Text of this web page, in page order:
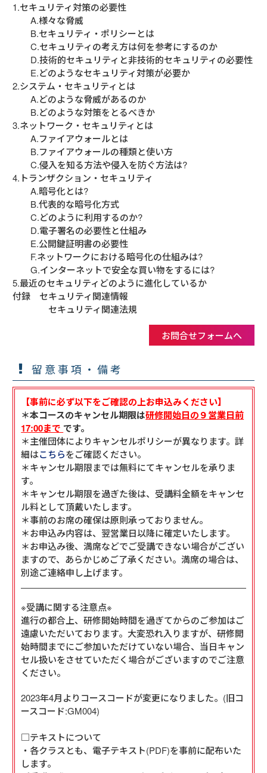
1.セキュリティ対策の必要性
A.様々な脅威
B.セキュリティ・ポリシーとは
C.セキュリティの考え方は何を参考にするのか
D.技術的セキュリティと非技術的セキュリティの必要性
E.どのようなセキュリティ対策が必要か
2.システム・セキュリティとは
A.どのような脅威があるのか
B.どのような対策をとるべきか
3.ネットワーク・セキュリティとは
A.ファイアウォールとは
B.ファイアウォールの種類と使い方
C.侵入を知る方法や侵入を防ぐ方法は?
4.トランザクション・セキュリティ
A.暗号化とは?
B.代表的な暗号化方式
C.どのように利用するのか?
D.電子署名の必要性と仕組み
E.公開鍵証明書の必要性
F.ネットワークにおける暗号化の仕組みは?
G.インターネットで安全な買い物をするには?
5.最近のセキュリティどのように進化しているか
付録　セキュリティ関連情報
セキュリティ関連法規
お問合せフォームへ
留意事項・備考
【事前に必ず以下をご確認の上お申込みください】
＊本コースのキャンセル期限は研修開始日の９営業日前
17:00まで です。
＊主催団体によりキャンセルポリシーが異なります。詳
細はこちらをご確認ください。
＊キャンセル期限までは無料にてキャンセルを承りま
す。
＊キャンセル期限を過ぎた後は、受講料全額をキャンセ
ル料として頂戴いたします。
＊事前のお席の確保は原則承っておりません。
＊お申込み内容は、翌営業日以降に確定いたします。
＊お申込み後、満席などでご受講できない場合がござい
ますので、あらかじめご了承ください。満席の場合は、
別途ご連絡申し上げます。
※受講に関する注意点※
進行の都合上、研修開始時間を過ぎてからのご参加はご
遠慮いただいております。大変恐れ入りますが、研修開
始時間までにご参加いただけていない場合、当日キャン
セル扱いをさせていただく場合がございますのでご注意
ください。
2023年4月よりコースコードが変更になりました。(旧コ
ースコード:GM004)
□テキストについて
・各クラスとも、電子テキスト(PDF)を事前に配布いた
します。